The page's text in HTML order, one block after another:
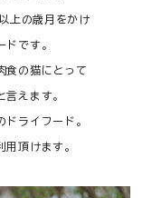
上の歳月をかけ
ドです。
食の猫にとって
言えます。
ライフード。
用頂けます。